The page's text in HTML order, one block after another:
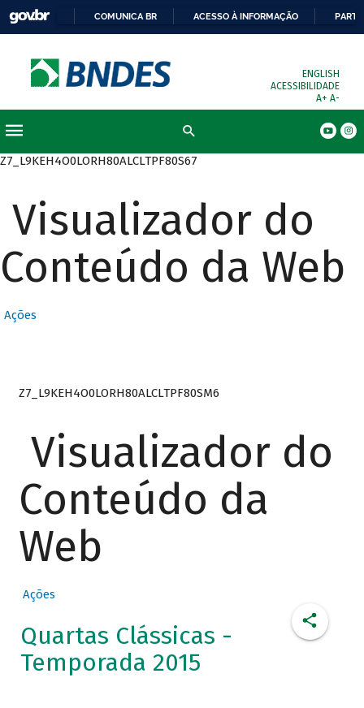
COMUNICA BR ACESSO À INFORMAÇÃO
ENGLISH
ACESSIBILIDADE
A+ A-
Z7_L9KEH4O0LORH80ALCLTPF80S67
Visualizador do
Conteúdo da Web
Ações
Z7_L9KEH4O0LORH80ALCLTPF80SM6
Visualizador do
Conteúdo da
Web
Ações
Quartas Clássicas -
Temporada 2015